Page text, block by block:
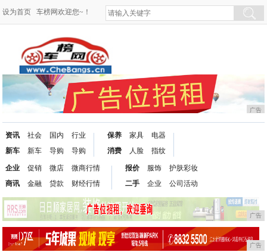
设为首页 车榜网欢迎您~！
广告
资讯
新车
社会
新车
国内
导购
行业
导购
保养
消费
家具
人脸
电器
指纹
企业
商讯
促销
金融
微店
贷款
微商行情
财经行情
报价
二手
服饰
企业
护肤彩妆
公司活动
广告
广告